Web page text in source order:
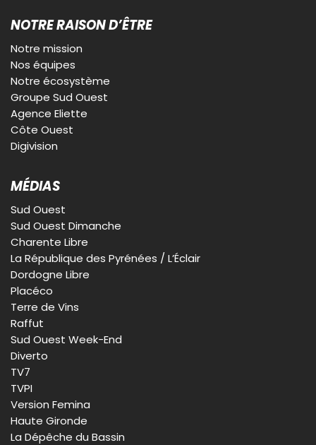
NOTRE RAISON D’ÊTRE
Notre mission
Nos équipes
Notre écosystème
Groupe Sud Ouest
Agence Eliette
Côte Ouest
Digivision
MÉDIAS
Sud Ouest
Sud Ouest Dimanche
Charente Libre
La République des Pyrénées / L’Éclair
Dordogne Libre
Placéco
Terre de Vins
Raffut
Sud Ouest Week-End
Diverto
TV7
TVPI
Version Femina
Haute Gironde
La Dépêche du Bassin